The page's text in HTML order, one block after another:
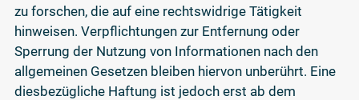
zu forschen, die auf eine rechtswidrige Tätigkeit
hinweisen. Verpflichtungen zur Entfernung oder
Sperrung der Nutzung von Informationen nach den
allgemeinen Gesetzen bleiben hiervon unberührt. Eine
diesbezügliche Haftung ist jedoch erst ab dem